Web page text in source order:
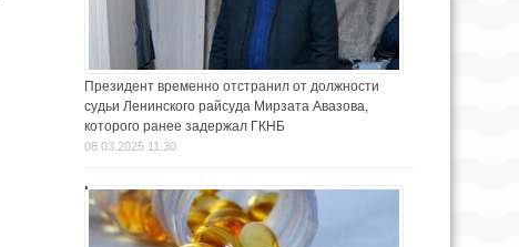
Президент временно отстранил от должности
судьи Ленинского райсуда Мирзата Авазова,
которого ранее задержал ГКНБ
08.03.2025 11:30